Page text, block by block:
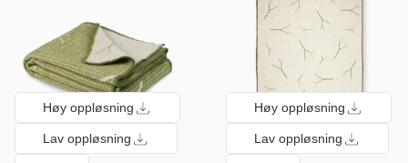
Høy oppløsning
Lav oppløsning
Høy oppløsning
Lav oppløsning